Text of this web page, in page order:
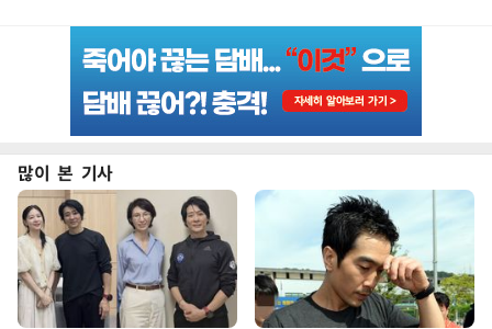
많이 본 기사